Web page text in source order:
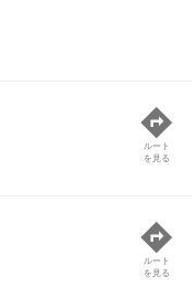
ルート
を見る
ルート
を見る